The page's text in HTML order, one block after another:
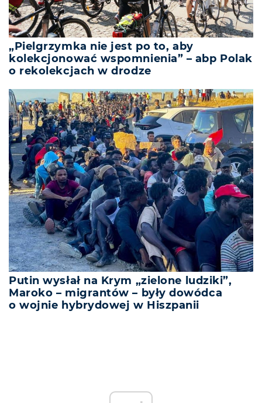
„Pielgrzymka nie jest po to, aby
kolekcjonować wspomnienia” – abp Polak
o rekolekcjach w drodze
Putin wysłał na Krym „zielone ludziki”,
Maroko – migrantów – były dowódca
o wojnie hybrydowej w Hiszpanii